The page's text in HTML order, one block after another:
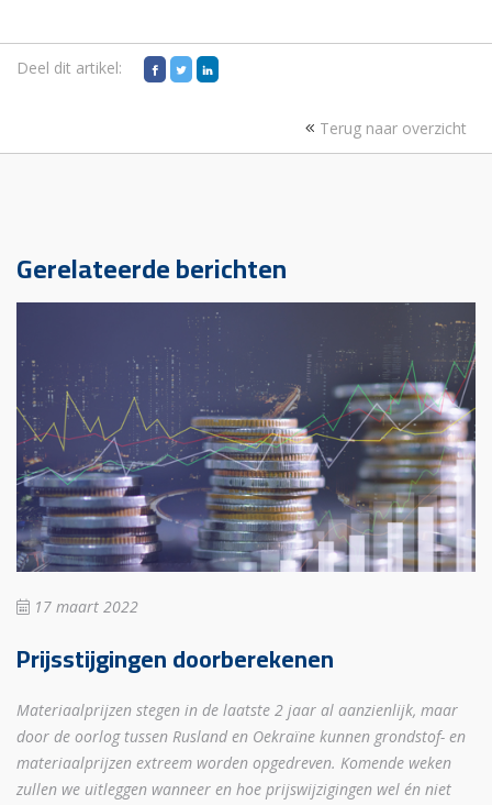
Deel dit artikel:
Terug naar overzicht
Gerelateerde berichten
17 maart 2022
Prijsstijgingen doorberekenen
Materiaalprijzen stegen in de laatste 2 jaar al aanzienlijk, maar
door de oorlog tussen Rusland en Oekraïne kunnen grondstof- en
materiaalprijzen extreem worden opgedreven. Komende weken
zullen we uitleggen wanneer en hoe prijswijzigingen wel én niet